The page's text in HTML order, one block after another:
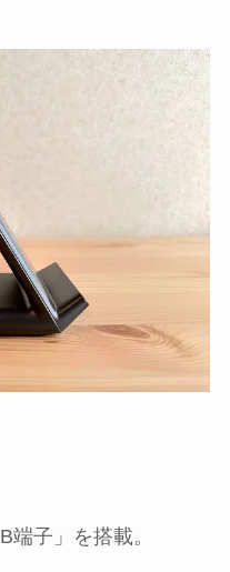
子」を搭載。